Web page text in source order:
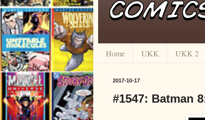
Home UKK UKK 2
2017-10-17
#1547: Batman